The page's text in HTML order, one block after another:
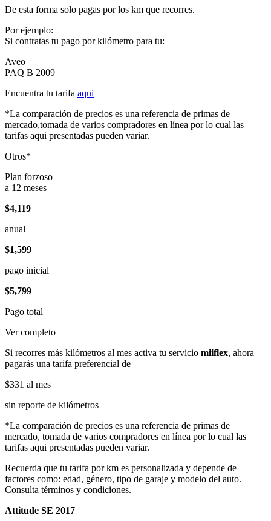
De esta forma solo pagas por los km que recorres.
Por ejemplo:
Si contratas tu pago por kilómetro para tu:
Aveo
PAQ B 2009
Encuentra tu tarifa aqui
*La comparación de precios es una referencia de primas de
mercado,tomada de varios compradores en línea por lo cual las
tarifas aqui presentadas pueden variar.
Otros*
Plan forzoso
a 12 meses
$4,119
anual
$1,599
pago inicial
$5,799
Pago total
Ver completo
Si recorres más kilómetros al mes activa tu servicio miiflex, ahora
pagarás una tarifa preferencial de
$331 al mes
sin reporte de kilómetros
*La comparación de precios es una referencia de primas de
mercado, tomada de varios compradores en línea por lo cual las
tarifas aqui presentadas pueden variar.
Recuerda que tu tarifa por km es personalizada y depende de
factores como: edad, género, tipo de garaje y modelo del auto.
Consulta términos y condiciones.
Attitude SE 2017